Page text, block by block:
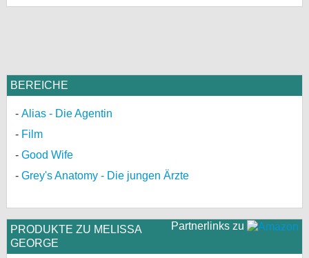
BEREICHE
Alias - Die Agentin
Film
Good Wife
Grey's Anatomy - Die jungen Ärzte
Partnerlinks zu
PRODUKTE ZU MELISSA
GEORGE